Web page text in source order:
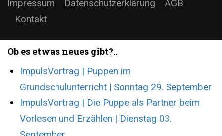
Impressum
Datenschutzerklärung
AGB
Kontakt
Ob es etwas neues gibt?..
ImpulsVortrag | Puppen im
Grundschulunterricht | Sonntag 29. September
ImpulsVortrag | Die Puppe als Partner beim
Vorlesen und Erzählen | Dienstag 03.